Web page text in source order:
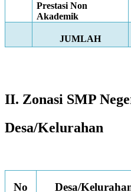
Prestasi Non
Akademik
JUMLAH
II. Zonasi SMP
Desa/Kelurahan
No Desa/